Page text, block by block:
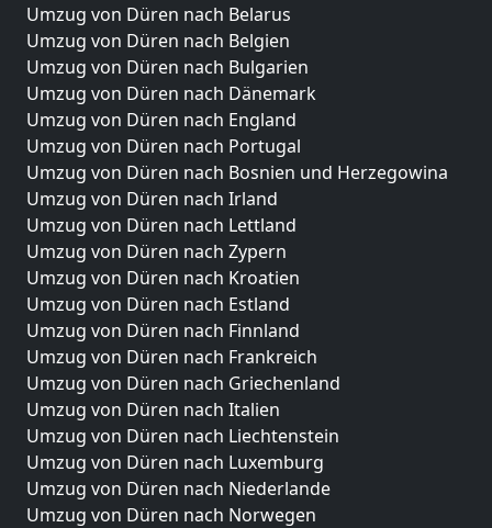
Umzug von Düren nach Belarus
Umzug von Düren nach Belgien
Umzug von Düren nach Bulgarien
Umzug von Düren nach Dänemark
Umzug von Düren nach England
Umzug von Düren nach Portugal
Umzug von Düren nach Bosnien und Herzegowina
Umzug von Düren nach Irland
Umzug von Düren nach Lettland
Umzug von Düren nach Zypern
Umzug von Düren nach Kroatien
Umzug von Düren nach Estland
Umzug von Düren nach Finnland
Umzug von Düren nach Frankreich
Umzug von Düren nach Griechenland
Umzug von Düren nach Italien
Umzug von Düren nach Liechtenstein
Umzug von Düren nach Luxemburg
Umzug von Düren nach Niederlande
Umzug von Düren nach Norwegen